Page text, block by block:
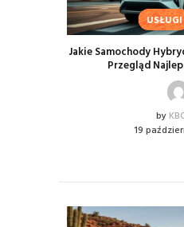
USŁUGI
Jakie Samochody
Przegląd
by
19